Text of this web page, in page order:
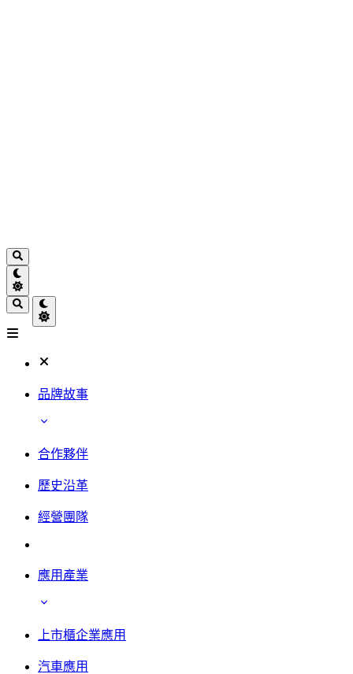
品牌故事
合作夥伴
歷史沿革
經營團隊
應用產業
上市櫃企業應用
汽車應用